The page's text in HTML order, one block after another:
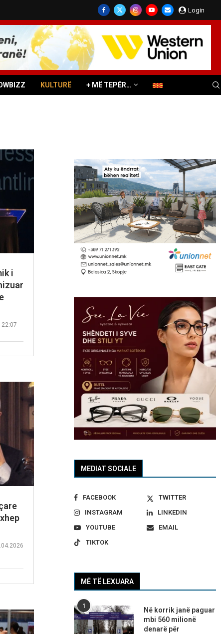
Login
KULTURË + MË TEPËR…
i
22:07
MEDIAT SOCIALE
FACEBOOK
TWITTER
INSTAGRAM
LINKEDIN
YOUTUBE
EMAIL
TIKTOK
MË TË LEXUARA
1
Në korrik janë paguar
mbi 560 milionë
denarë për